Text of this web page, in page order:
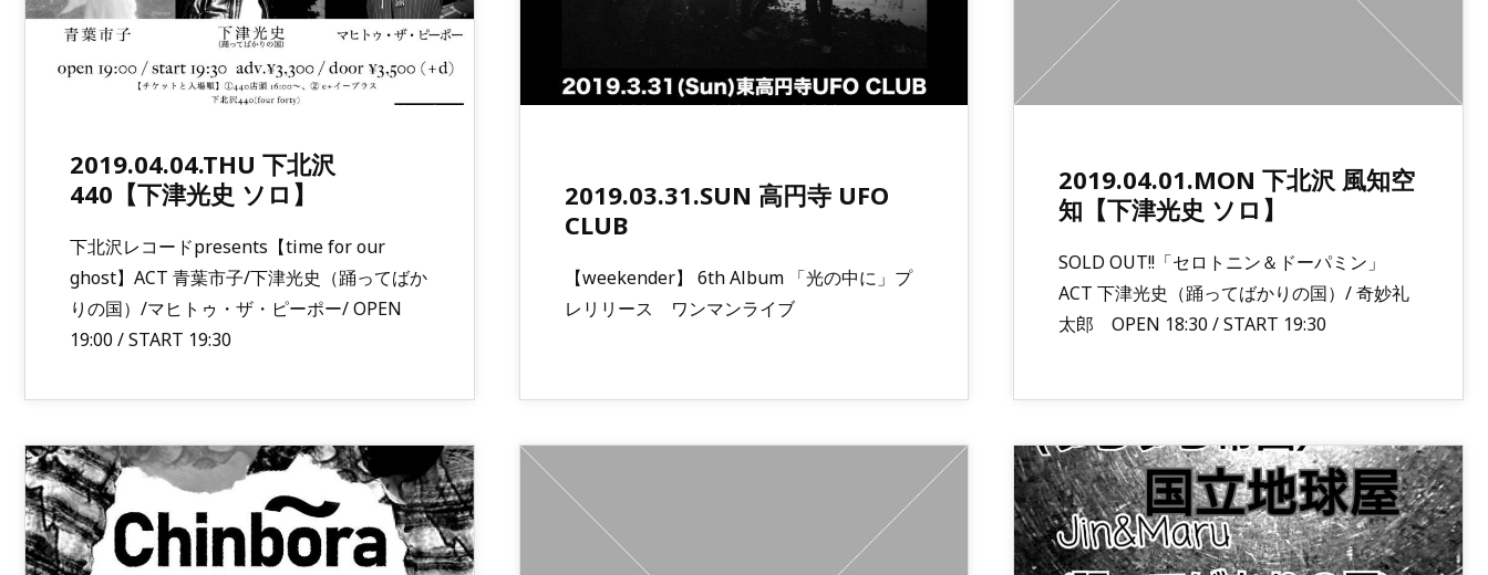
2019.04.04.THU 下北沢
440【下津光史 ソロ】
下北沢レコードpresents【time for our
ghost】ACT 青葉市子/下津光史（踊ってばか
りの国）/マヒトゥ・ザ・ピーポー/ OPEN
19:00 / START 19:30
2019.03.31.SUN 高円寺 UFO
CLUB
【weekender】 6th Album 「光の中に」プ
レリリース ワンマンライブ
2019.04.01.MON 下北沢 風知空
知【下津光史 ソロ】
SOLD OUT!!「セロトニン＆ドーパミン」
ACT 下津光史（踊ってばかりの国）/ 奇妙礼
太郎 OPEN 18:30 / START 19:30